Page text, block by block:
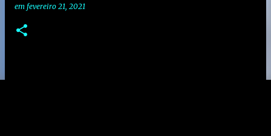
em fevereiro 21, 2021